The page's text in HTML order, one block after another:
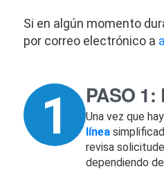
Si en algún momento
por correo electrónico a
PASO
Una vez que
línea
revisa
dependiendo